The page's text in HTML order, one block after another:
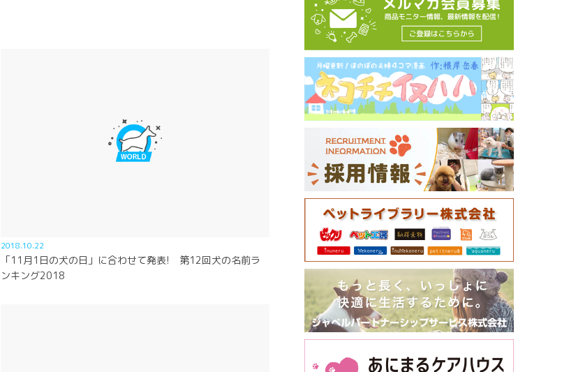
2018.10.22
「11月1日の犬の日」に合わせて発表! 第12回犬の名前ラ
ンキング2018